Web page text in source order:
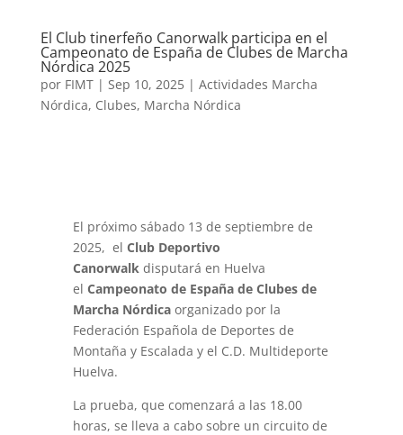
El Club tinerfeño Canorwalk participa en el
Campeonato de España de Clubes de Marcha
Nórdica 2025
por FIMT| Sep 10, 2025| Actividades Marcha
Nórdica, Clubes, Marcha Nórdica
El próximo sábado 13 de septiembre de
2025, el Club Deportivo
Canorwalkdisputará en Huelva
el Campeonato de España de Clubes de
Marcha Nórdicaorganizado por la
Federación Española de Deportes de
Montaña y Escalada y el C.D. Multideporte
Huelva.
La prueba, que comenzará a las 18.00
horas, se lleva a cabo sobre un circuito de